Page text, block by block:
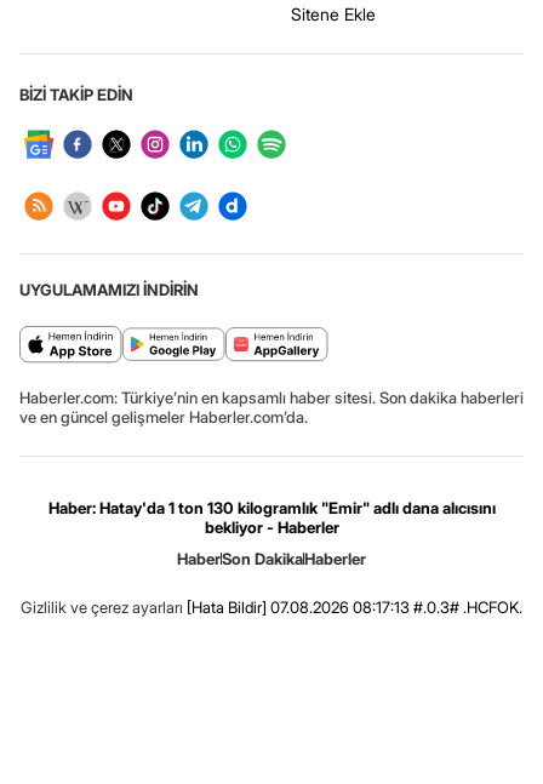
Sitene Ekle
BİZİ TAKİP EDİN
UYGULAMAMIZI İNDİRİN
Haberler.com: Türkiye’nin en kapsamlı haber sitesi. Son dakika haberleri
ve en güncel gelişmeler Haberler.com’da.
Haber: Hatay'da 1 ton 130 kilogramlık "Emir" adlı dana alıcısını
bekliyor - Haberler
HaberSon DakikaHaberler
Gizlilik ve çerez ayarları [Hata Bildir] 07.08.2026 08:17:13 #.0.3# .HCFOK.